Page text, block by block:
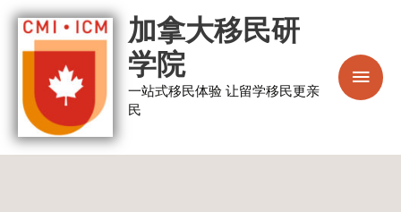
跳
加拿大移民研
学院
一站式移民体验 让留学移民更亲
民
菜
单